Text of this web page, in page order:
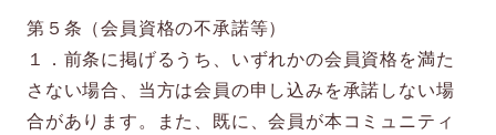
第５条（会員資格の不承諾等）
１．前条に掲げるうち、いずれかの会員資格を満た
さない場合、当方は会員の申し込みを承諾しない場
合があります。また、既に、会員が本コミュニティ